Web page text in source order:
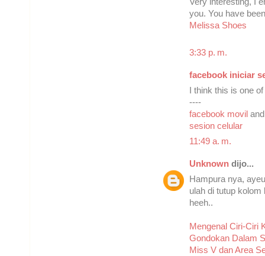
you. You have
Melissa Shoes
3:33 p. m.
facebook iniciar
I think this is one
----
facebook movil
sesion celular
11:49 a. m.
Unknown dijo...
Hampura nya,
ulah di tutup
heeh..
Mengenal Ciri-Ciri
Gondokan Dalam
Miss V dan Area